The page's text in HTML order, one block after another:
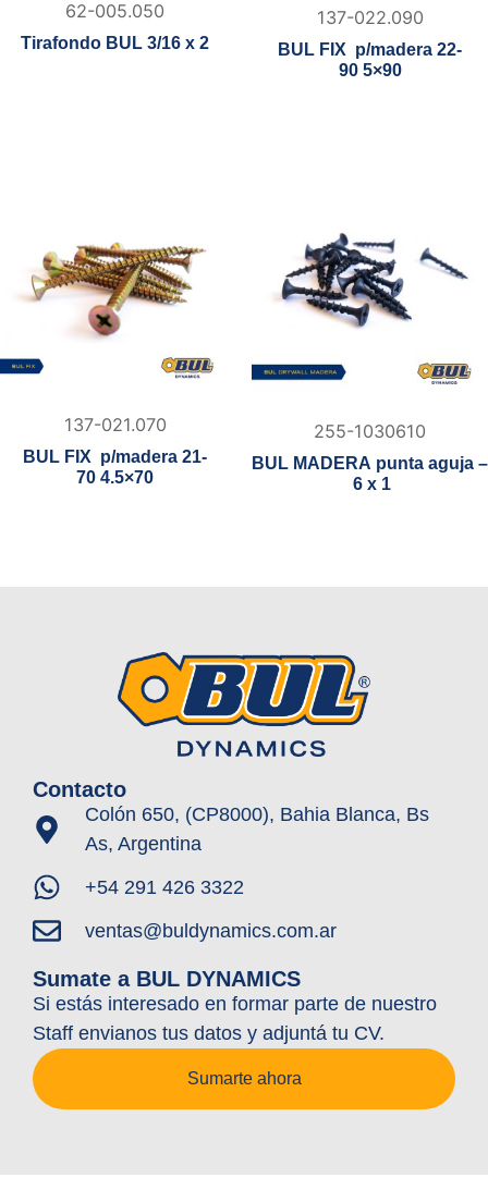
62-005.050
Tirafondo BUL 3/16 x 2
137-022.090
BUL FIX p/madera 22-
90 5×90
137-021.070
BUL FIX p/madera 21-
70 4.5×70
255-1030610
BUL MADERA punta aguja –
6 x 1
Contacto
Colón 650, (CP8000), Bahia Blanca, Bs
As, Argentina
+54 291 426 3322
ventas@buldynamics.com.ar
Sumate a BUL DYNAMICS
Si estás interesado en formar parte de nuestro
Staff envianos tus datos y adjuntá tu CV.
Sumarte ahora